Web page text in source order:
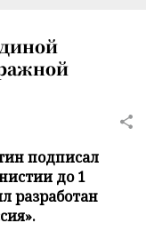
подписал
до 1
разработан